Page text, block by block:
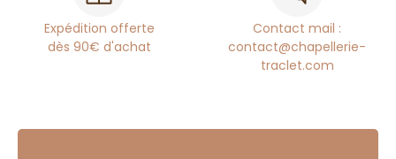
Expédition offerte
dès 90€ d'achat
Contact mail :
contact@chapellerie-
traclet.com